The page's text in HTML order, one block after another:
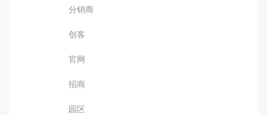
分销商
创客
官网
招商
园区